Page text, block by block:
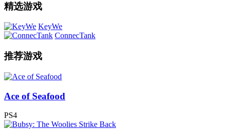
精选游戏
KeyWe
ConnecTank
推荐游戏
Ace of Seafood
PS4